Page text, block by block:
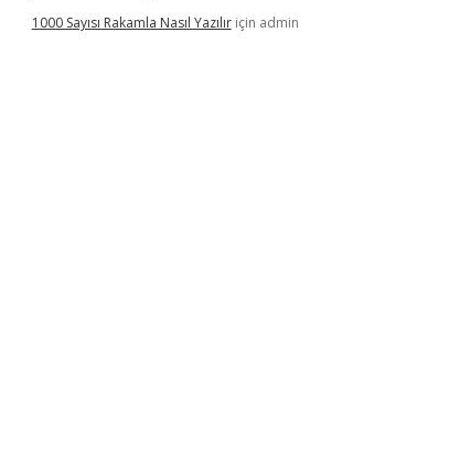
1000 Sayısı Rakamla Nasıl Yazılıriçin admin